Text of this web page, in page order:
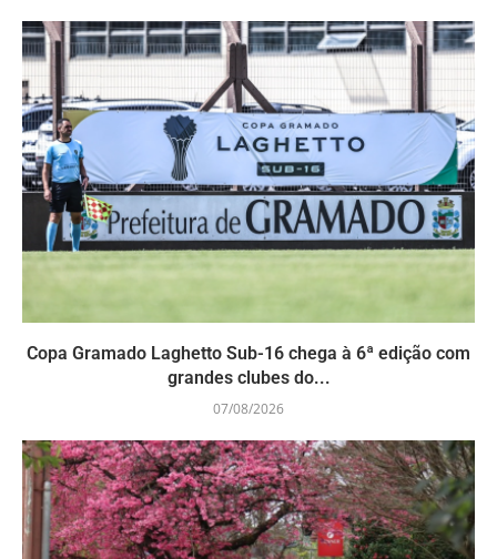
Copa Gramado Laghetto Sub-16 chega à 6ª edição com
grandes clubes do...
07/08/2026